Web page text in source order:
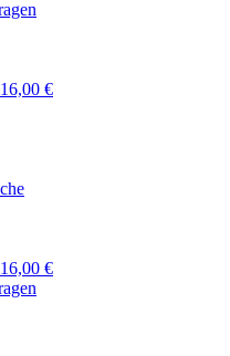
16,00 €
16,00 €